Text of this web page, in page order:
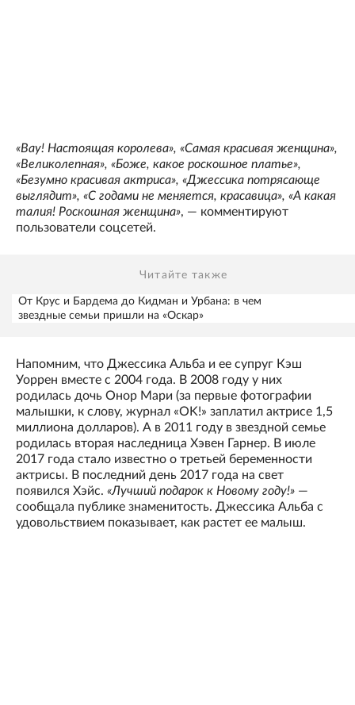
«Вау! Настоящая королева», «Самая красивая женщина»,
«Великолепная», «Боже, какое роскошное платье»,
«Безумно красивая актриса», «Джессика потрясающе
выглядит», «С годами не меняется, красавица», «А какая
талия! Роскошная женщина», — комментируют
пользователи соцсетей.
Читайте также
От Крус и Бардема до Кидман и Урбана: в чем
звездные семьи пришли на «Оскар»
Напомним, что Джессика Альба и ее супруг Кэш
Уоррен вместе с 2004 года. В 2008 году у них
родилась дочь Онор Мари (за первые фотографии
малышки, к слову, журнал «OK!» заплатил актрисе 1,5
миллиона долларов). А в 2011 году в звездной семье
родилась вторая наследница Хэвен Гарнер. В июле
2017 года стало известно о третьей беременности
актрисы. В последний день 2017 года на свет
появился Хэйс. «Лучший подарок к Новому году!» —
сообщала публике знаменитость. Джессика Альба с
удовольствием показывает, как растет ее малыш.